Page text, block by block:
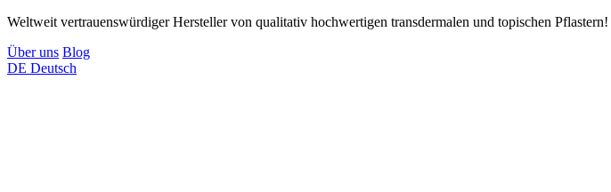
Weltweit vertrauenswürdiger Hersteller von qualitativ hochwertigen transdermalen und topischen Pflastern!
Über uns Blog
DE Deutsch